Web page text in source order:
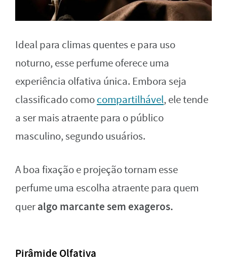
Ideal para climas quentes e para uso
noturno, esse perfume oferece uma
experiência olfativa única. Embora seja
classificado comocompartilhável, ele tende
a ser mais atraente para o público
masculino, segundo usuários.
A boa fixação e projeção tornam esse
perfume uma escolha atraente para quem
queralgo marcante sem exageros.
Pirâmide Olfativa